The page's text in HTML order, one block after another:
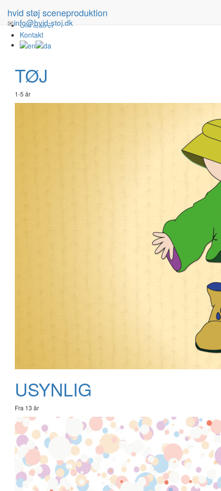
Turné
Om teatret
Kontakt
hvid støj sceneproduktion
info@hvid-stoj.dk
TØJ
1-5 år
USYNLIG
Fra 13 år